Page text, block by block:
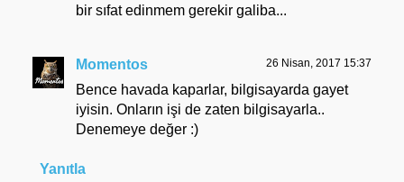
bir sıfat edinmem gerekir galiba...
Momentos 26 Nisan, 2017 15:37
Bence havada kaparlar, bilgisayarda gayet
iyisin. Onların işi de zaten bilgisayarla..
Denemeye değer :)
Yanıtla